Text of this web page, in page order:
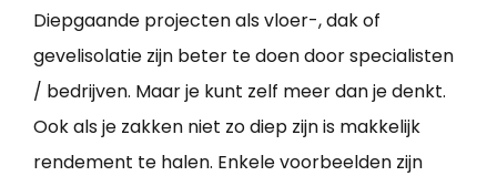
Diepgaande projecten als vloer-, dak of
gevelisolatie zijn beter te doen door specialisten
/ bedrijven. Maar je kunt zelf meer dan je denkt.
Ook als je zakken niet zo diep zijn is makkelijk
rendement te halen. Enkele voorbeelden zijn